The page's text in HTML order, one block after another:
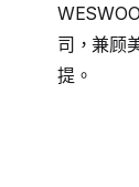
司，兼顾
提。